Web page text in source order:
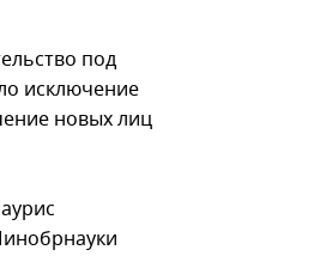
под
исключение
новых лиц